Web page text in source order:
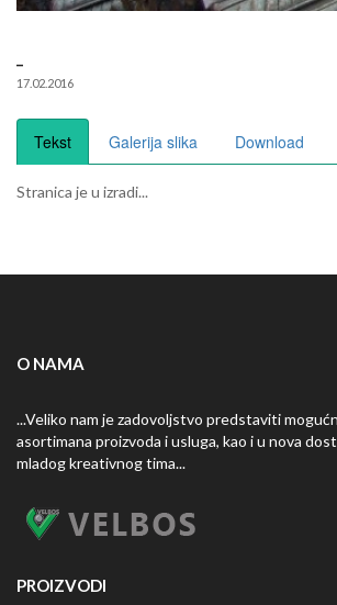
17.02.2016
Tekst Galerija slika Download
Stranica je u izradi...
O NAMA
...Veliko nam je zadovoljstvo predstaviti
asortimana proizvoda i usluga, kao i u nova
mladog kreativnog tima...
PROIZVODI